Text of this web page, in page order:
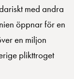
med andra
öppnar för en
en miljon
plikttroget